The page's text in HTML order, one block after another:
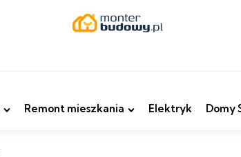
Remont mieszkania Elektryk Domy